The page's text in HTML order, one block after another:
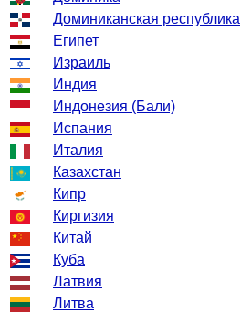
Доминиканская республика
Египет
Израиль
Индия
Индонезия (Бали)
Испания
Италия
Казахстан
Кипр
Киргизия
Китай
Куба
Латвия
Литва